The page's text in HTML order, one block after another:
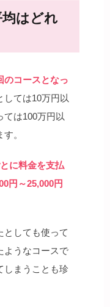
はどれ
のコースとなっ
しては10万円以
ては100万円以
。
に料金を支払
円～25,000円
としても使って
ようなコースで
しまうことも珍